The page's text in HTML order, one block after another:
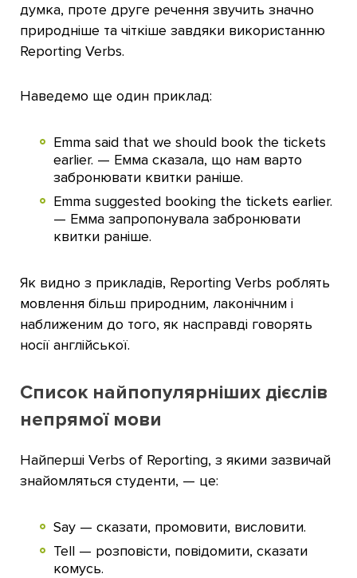
думка, проте друге речення звучить значно
природніше та чіткіше завдяки використанню
Reporting Verbs.
Наведемо ще один приклад:
Emma said that we should book the tickets
earlier. — Емма сказала, що нам варто
забронювати квитки раніше.
Emma suggested booking the tickets earlier.
— Емма запропонувала забронювати
квитки раніше.
Як видно з прикладів, Reporting Verbs роблять
мовлення більш природним, лаконічним і
наближеним до того, як насправді говорять
носії англійської.
Список найпопулярніших дієслів
непрямої мови
Найперші Verbs of Reporting, з якими зазвичай
знайомляться студенти, — це:
Say — сказати, промовити, висловити.
Tell — розповісти, повідомити, сказати
комусь.